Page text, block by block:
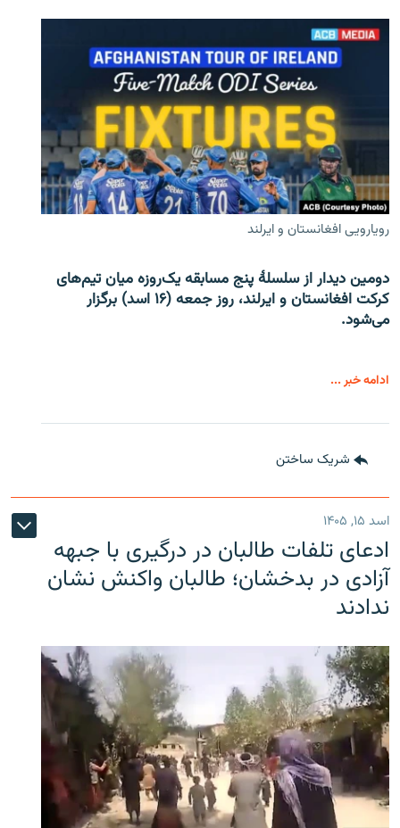
رویارویی افغانستان و ایرلند
دومین دیدار از سلسلۀ پنج مسابقه یک‌روزه میان تیم‌های
کرکت افغانستان و ایرلند، روز جمعه (۱۶ اسد) برگزار
می‌شود.
ادامه خبر ...
شریک ساختن
اسد ۱۵, ۱۴۰۵
ادعای تلفات طالبان در درگیری با جبهه
آزادی در بدخشان؛ طالبان واکنش نشان
ندادند